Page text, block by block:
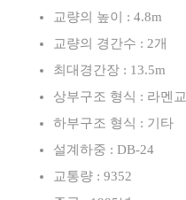
교량의 높이 : 4.8m
교량의 경간수 : 2개
최대경간장 : 13.5m
상부구조 형식 : 라멘교
하부구조 형식 : 기타
설계하중 : DB-24
교통량 : 9352